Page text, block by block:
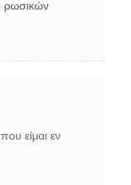
ρωσικών
είμαι εν